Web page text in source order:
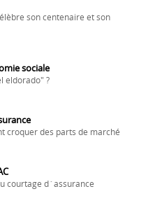
son centenaire et son
sociale
eldorado" ?
croquer des parts de marché
courtage d´assurance